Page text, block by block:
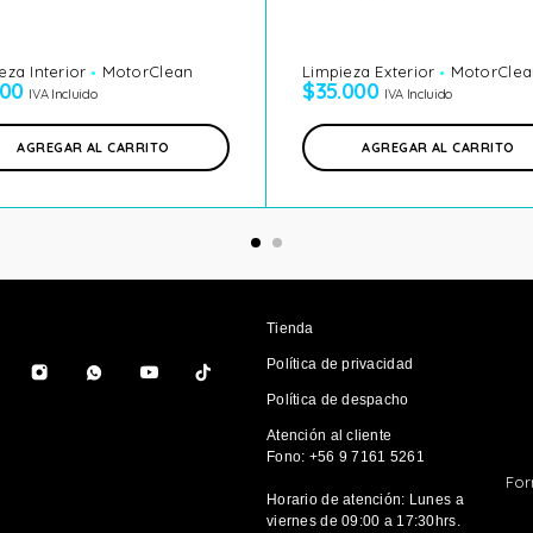
Interior MotorClean
IVA Incluido
AGREGAR AL CARRITO
Limpieza Exterior
$35.000 IVA Incluido
AGREGAR AL CARRITO
Tienda
Política de privacidad
Política de despacho
Atención al cliente
Fono: +56 9 7161 5261
Horario de atención: Lunes a
viernes de 09:00 a 17:30hrs.